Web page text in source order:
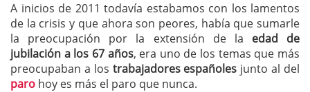
A inicios de 2011 todavía estabamos con los lamentos
de la crisis y que ahora son peores, había que sumarle
la preocupación por la extensión de la edad de
jubilación a los 67 años, era uno de los temas que más
preocupaban a los trabajadores españoles junto al del
paro hoy es más el paro que nunca.